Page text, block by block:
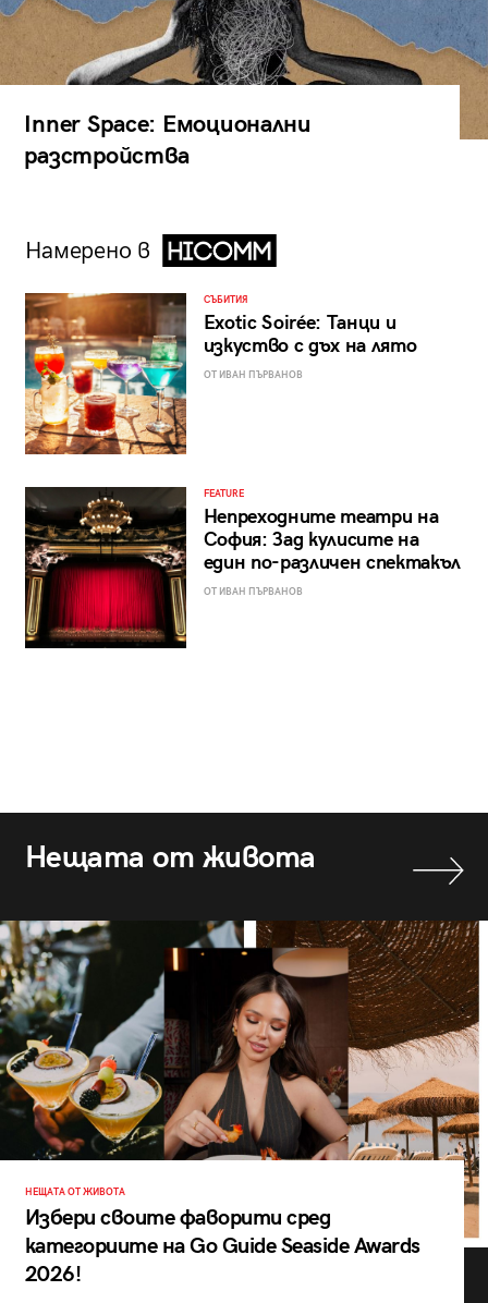
Inner Space: Емоционални
разстройства
Намерено в
СЪБИТИЯ
Exotic Soirée: Танци и
изкуство с дъх на лято
ОТ ИВАН ПЪРВАНОВ
FEATURE
Непреходните театри на
София: Зад кулисите на
един по-различен спектакъл
ОТ ИВАН ПЪРВАНОВ
Нещата от живота
НЕЩАТА ОТ ЖИВОТА
Избери своите фаворити сред
категориите на Go Guide Seaside Awards
2026!